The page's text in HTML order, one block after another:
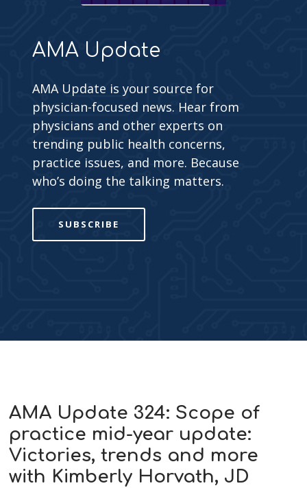
AMA Update
AMA Update is your source for
physician-focused news. Hear from
physicians and other experts on
trending public health concerns,
practice issues, and more. Because
who’s doing the talking matters.
SUBSCRIBE
AMA Update 324: Scope of
practice mid-year update:
Victories, trends and more
with Kimberly Horvath, JD